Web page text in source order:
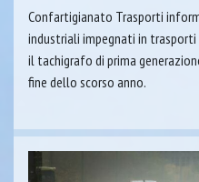
Confartigianato Trasporti
industriali impegnati in
il tachigrafo di prima
fine dello scorso anno.